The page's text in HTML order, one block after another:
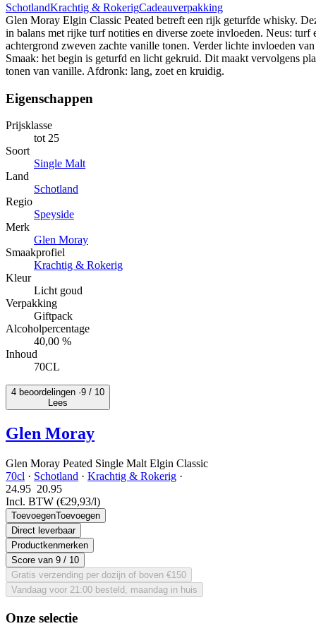
SchotlandKrachtig & RokerigCadeauverpakking
Glen Moray Elgin Classic Peated betreft een rijk geturfde whisky.
in balans met rijke turf notities en diverse zoete invloeden. Neus: turf
achtergrond zweven zachte vanille tonen. Verder lichte invloeden van
Smaak: het begin is geturfd en licht gekruid. Dit maakt vervolgens
tonen van vanille. Afdronk: lang, zoet en kruidig.
Eigenschappen
Prijsklasse
tot 25
Soort
Single Malt
Land
Schotland
Regio
Speyside
Merk
Glen Moray
Smaakprofiel
Krachtig & Rokerig
Kleur
Licht goud
Verpakking
Giftpack
Alcoholpercentage
40,00 %
Inhoud
70CL
4 beoordelingen ·9 / 10
Lees
Glen Moray
Glen Moray Peated Single Malt Elgin Classic
70cl · Schotland · Krachtig & Rokerig ·
24.95 20.95
Incl. BTW (€29,93/l)
ToevoegenToevoegen
Direct leverbaar
Productkenmerken
Score van 9 / 10
Gratis verzending per dozijn of boven €150
Vandaag voor 21:00 besteld, maandag in huis
Onze selectie